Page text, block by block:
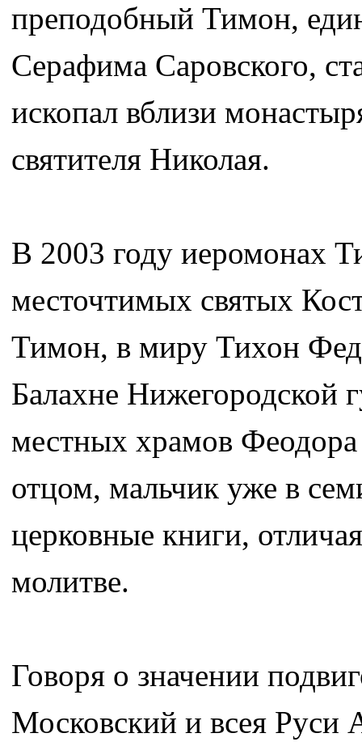
преподобный Тимон,
Серафима Саровского,
ископал вблизи
святителя Николая.
В 2003 году иеромонах
месточтимых святых
Тимон, в миру Тихон
Балахне Нижегородской
местных храмов
отцом, мальчик уже в
церковные книги,
молитве.
Говоря о значении
Московский и всея Руси